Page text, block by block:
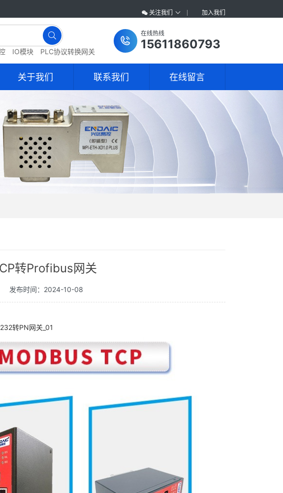
关注我们 加入我们
IO模块 PLC协议转换网关
在线热线
15611860793
关于我们 联系我们 在线留言
转Profibus网关
发布时间：2024-10-08